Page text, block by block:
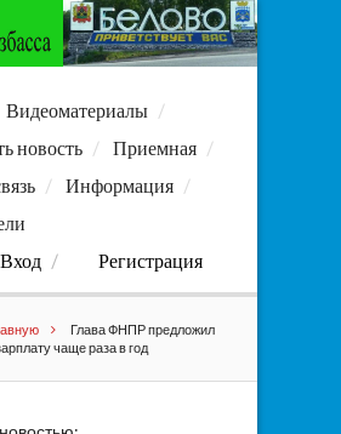
Видеоматериалы
новость
Приемная
Информация
Вход
Регистрация
Глава ФНПР предложил
чаще раза в год